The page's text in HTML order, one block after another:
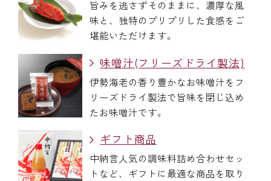
旨みを逃さずそのままに、濃厚な風
味と、独特のプリプリした食感をご
堪能いただけます。
味噌汁(フリーズドライ製法)
伊勢海老の香り豊かなお味噌汁をフ
リーズドライ製法で旨味を閉じ込め
たお味噌汁です。
ギフト商品
中納言人気の調味料詰め合わせセッ
トなど、ギフトに最適な商品を取り